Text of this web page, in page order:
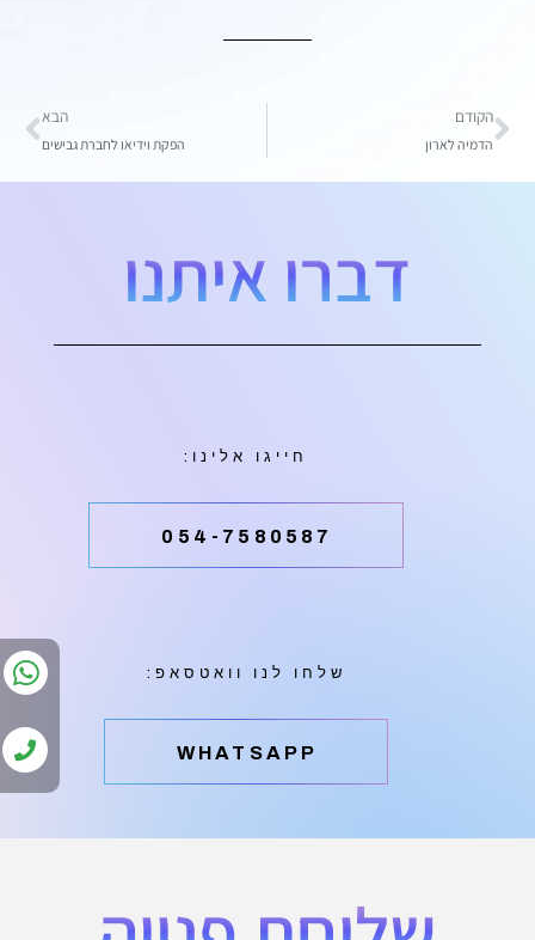
הקודם
הדמיה לארון
הבא
הפקת וידיאו לחברת גבישים
דברו איתנו
חייגו אלינו:
054-7580587
שלחו לנו וואטסאפ:
‫WHATSAPP